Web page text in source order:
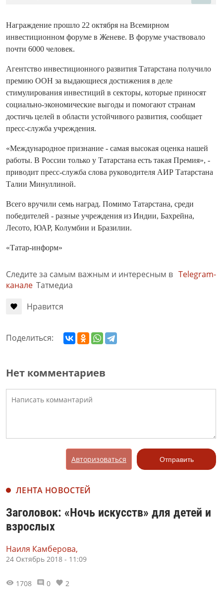
Награждение прошло 22 октября на Всемирном
инвестиционном форуме в Женеве. В форуме участвовало
почти 6000 человек.
Агентство инвестиционного развития Татарстана получило
премию ООН за выдающиеся достижения в деле
стимулирования инвестиций в секторы, которые приносят
социально-экономические выгоды и помогают странам
достичь целей в области устойчивого развития, сообщает
пресс-служба учреждения.
«Международное признание - самая высокая оценка нашей
работы. В России только у Татарстана есть такая Премия», -
приводит пресс-служба слова руководителя АИР Татарстана
Талии Минуллиной.
Всего вручили семь наград. Помимо Татарстана, среди
победителей - разные учреждения из Индии, Бахрейна,
Лесото, ЮАР, Колумбии и Бразилии.
«Татар-информ»
Следите за самым важным и интересным в Telegram-
канале Татмедиа
Нравится
Поделиться:
Нет комментариев
Авторизоваться Отправить
ЛЕНТА НОВОСТЕЙ
Заголовок: «Ночь искусств» для детей и
взрослых
Наиля Камберова,
24 Октябрь 2018 - 11:09
1708 0 2